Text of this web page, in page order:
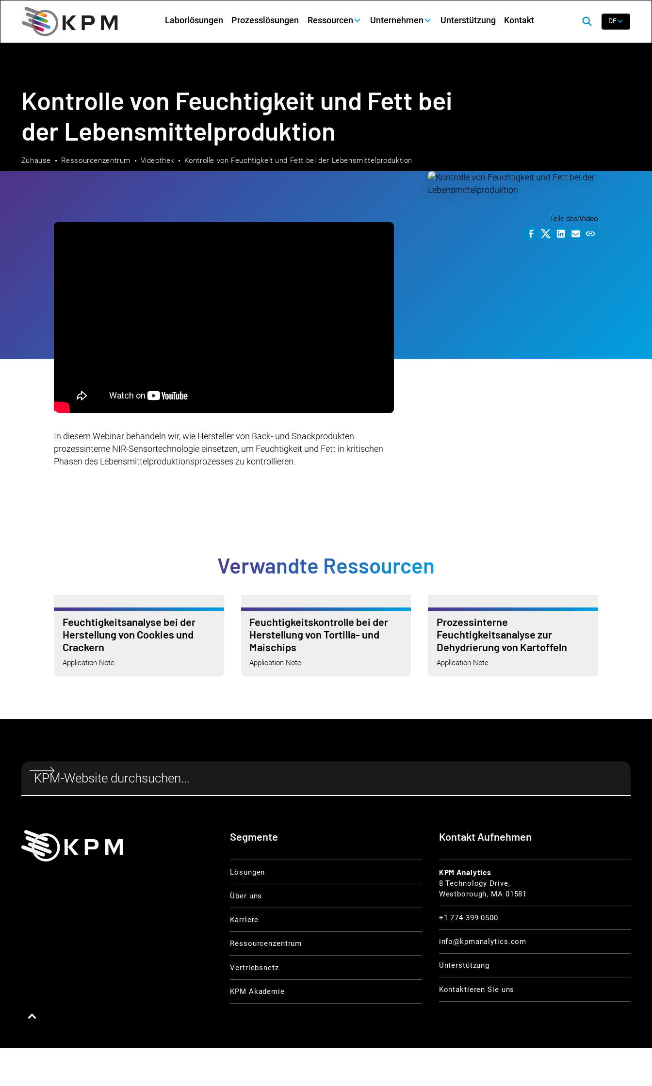
Laborlösungen Prozesslösungen Ressourcen Unternehmen Unterstützung Kontakt DE
Kontrolle von Feuchtigkeit und Fett bei
der Lebensmittelproduktion
Zuhause Ressourcenzentrum Videothek Kontrolle von Feuchtigkeit und Fett bei der Lebensmittelproduktion
In diesem Webinar behandeln wir, wie Hersteller von Back- und Snackprodukten
prozessinterne NIR-Sensortechnologie einsetzen, um Feuchtigkeit und Fett in kritischen
Phasen des Lebensmittelproduktionsprozesses zu kontrollieren.
Teile das:Video
Verwandte Ressourcen
Feuchtigkeitsanalyse bei der
Herstellung von Cookies und
Crackern
Application Note
Feuchtigkeitskontrolle bei der
Herstellung von Tortilla- und
Maischips
Application Note
Prozessinterne
Feuchtigkeitsanalyse zur
Dehydrierung von Kartoffeln
Application Note
Segmente
Lösungen
Über uns
Karriere
Ressourcenzentrum
Vertriebsnetz
KPM Akademie
Kontakt Aufnehmen
KPM Analytics
8 Technology Drive,
Westborough, MA 01581
+1 774-399-0500
info@kpmanalytics.com
Unterstützung
Kontaktieren Sie uns